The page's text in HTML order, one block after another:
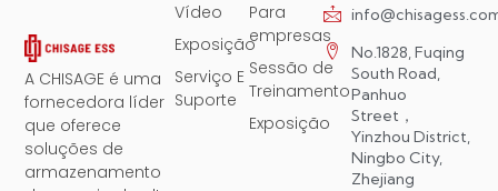
A CHISAGE é uma
fornecedora líder
que oferece
soluções de
armazenamento
Para
empresas
Sessão de
Treinamento
Exposição
Vídeo
Exposição
Serviço E
Suporte
No.1828, Fuqing
South Road,
Panhuo
Street，
Yinzhou District,
Ningbo City,
Zhejiang